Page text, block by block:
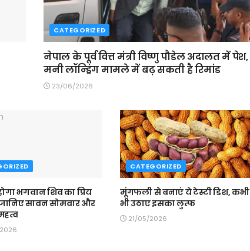
CATEGORIZED
नेपाल के पूर्व वित्त मंत्री विष्णु पौडेल अदालत में पेश,
मनी लॉन्ड्रिंग मामले में बढ़ सकती है रिमांड
23/06/2026
भगवान शिव का प्रिय
सावन सोमवार और
CATEGORIZED
मूंगफली से बनाएं ये टेस्टी डिश, कभी
भी उठाए इसका लुत्फ
21/05/2026